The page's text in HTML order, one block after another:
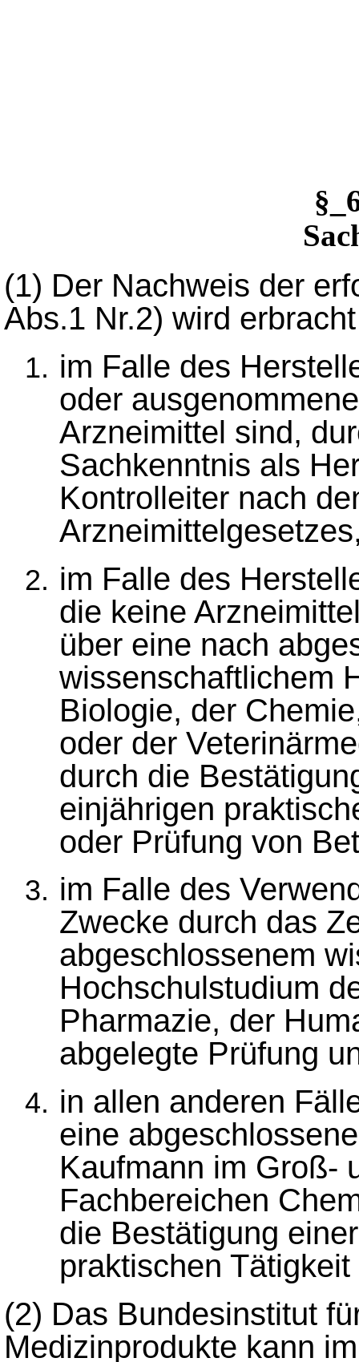
(1) Der Nachweis der
Abs.1 Nr.2) wird erbracht
im Falle des
oder
Arzneimittel sind,
Sachkenntnis als
Kontrolleiter nach
im Falle des
die keine
über eine nach
wissenschaftlichem
Biologie, der
oder der
durch die
einjährigen
oder Prüfung von
im Falle des
Zwecke durch das
abgeschlossenem
Hochschulstudium
Pharmazie, der
abgelegte Prüfung
in allen anderen
eine
Kaufmann im Groß-
Fachbereichen
die Bestätigung
praktischen
(2) Das Bundesinstitut
Medizinprodukte kann